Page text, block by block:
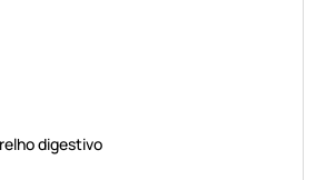
digestivo